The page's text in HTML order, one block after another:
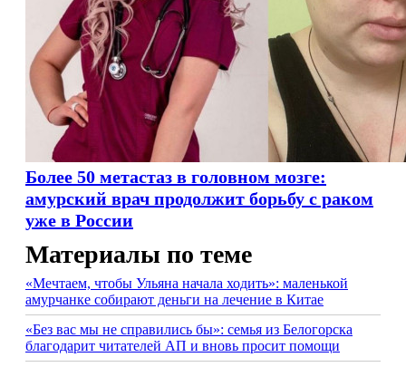
Более 50 метастаз в головном мозге:
амурский врач продолжит борьбу с раком
уже в России
Материалы по теме
«Мечтаем, чтобы Ульяна начала ходить»: маленькой
амурчанке собирают деньги на лечение в Китае
«Без вас мы не справились бы»: семья из Белогорска
благодарит читателей АП и вновь просит помощи